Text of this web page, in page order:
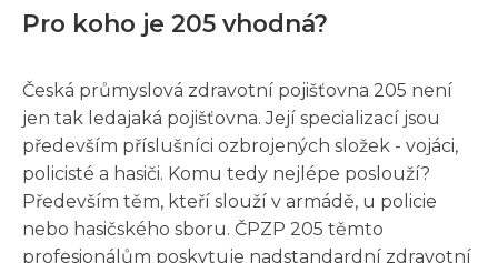
Pro koho je 205 vhodná?
Česká průmyslová zdravotní pojišťovna 205 není
jen tak ledajaká pojišťovna. Její specializací jsou
především příslušníci ozbrojených složek - vojáci,
policisté a hasiči. Komu tedy nejlépe poslouží?
Především těm, kteří slouží v armádě, u policie
nebo hasičského sboru. ČPZP 205 těmto
profesionálům poskytuje nadstandardní zdravotní